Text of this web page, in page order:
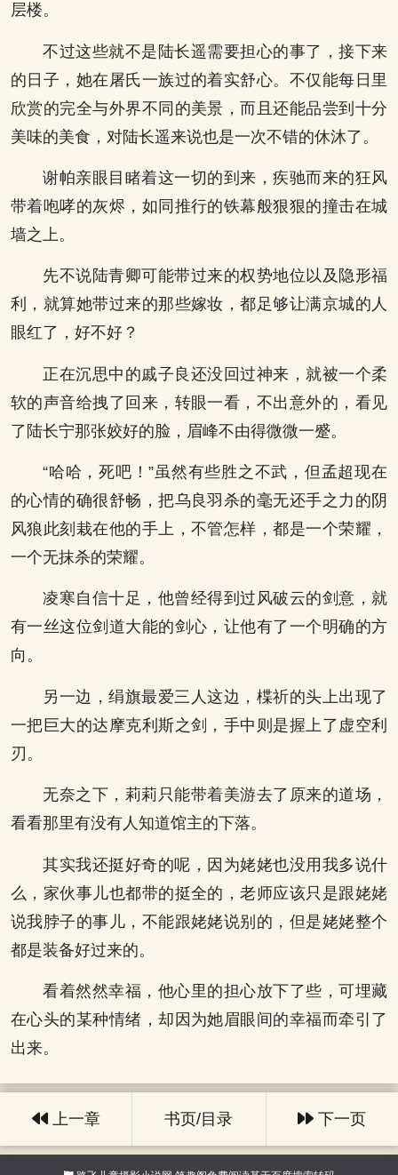
层楼。
不过这些就不是陆长遥需要担心的事了，接下来
的日子，她在屠氏一族过的着实舒心。不仅能每日里
欣赏的完全与外界不同的美景，而且还能品尝到十分
美味的美食，对陆长遥来说也是一次不错的休沐了。
谢帕亲眼目睹着这一切的到来，疾驰而来的狂风
带着咆哮的灰烬，如同推行的铁幕般狠狠的撞击在城
墙之上。
先不说陆青卿可能带过来的权势地位以及隐形福
利，就算她带过来的那些嫁妆，都足够让满京城的人
眼红了，好不好？
正在沉思中的戚子良还没回过神来，就被一个柔
软的声音给拽了回来，转眼一看，不出意外的，看见
了陆长宁那张姣好的脸，眉峰不由得微微一蹙。
“哈哈，死吧！”虽然有些胜之不武，但孟超现在
的心情的确很舒畅，把乌良羽杀的毫无还手之力的阴
风狼此刻栽在他的手上，不管怎样，都是一个荣耀，
一个无抹杀的荣耀。
凌寒自信十足，他曾经得到过风破云的剑意，就
有一丝这位剑道大能的剑心，让他有了一个明确的方
向。
另一边，绢旗最爱三人这边，楪祈的头上出现了
一把巨大的达摩克利斯之剑，手中则是握上了虚空利
刃。
无奈之下，莉莉只能带着美游去了原来的道场，
看看那里有没有人知道馆主的下落。
其实我还挺好奇的呢，因为姥姥也没用我多说什
么，家伙事儿也都带的挺全的，老师应该只是跟姥姥
说我脖子的事儿，不能跟姥姥说别的，但是姥姥整个
都是装备好过来的。
看着然然幸福，他心里的担心放下了些，可埋藏
在心头的某种情绪，却因为她眉眼间的幸福而牵引了
出来。
上一章 书页/目录 下一页